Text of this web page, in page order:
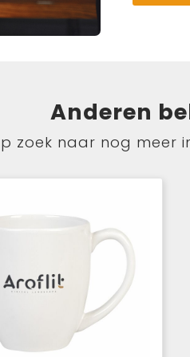
Anderen
zoek naar nog meer